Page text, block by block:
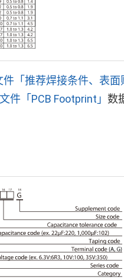
件「推荐焊接条件、表面
件「PCB Footprint」 数